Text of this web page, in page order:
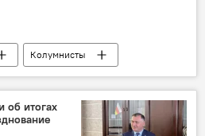
Колумнисты
Дональд Трамп
об итогах